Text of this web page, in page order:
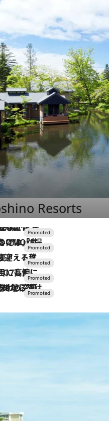
Resorts
兼ねなくホテルで！」
で満喫！